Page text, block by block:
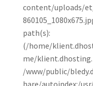
content/uploads/
path(s):
(/home/
me/
/www/public/
hare/autoindex:/